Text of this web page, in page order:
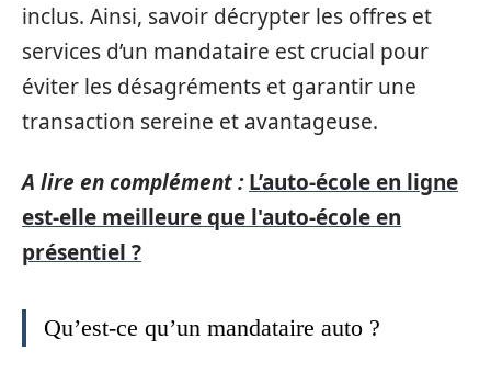
inclus. Ainsi, savoir décrypter les offres et
services d’un mandataire est crucial pour
éviter les désagréments et garantir une
transaction sereine et avantageuse.
A lire en complément : L’auto-école en ligne
est-elle meilleure que l'auto-école en
présentiel ?
Qu’est-ce qu’un mandataire auto ?